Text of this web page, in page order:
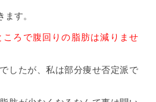
す。
ろで腹回りの脂肪は減りませ
したが、私は部分痩せ否定派で